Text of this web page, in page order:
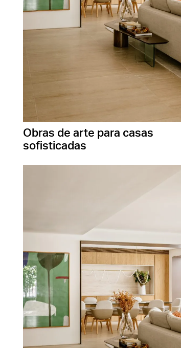
Obras de arte para casas
sofisticadas